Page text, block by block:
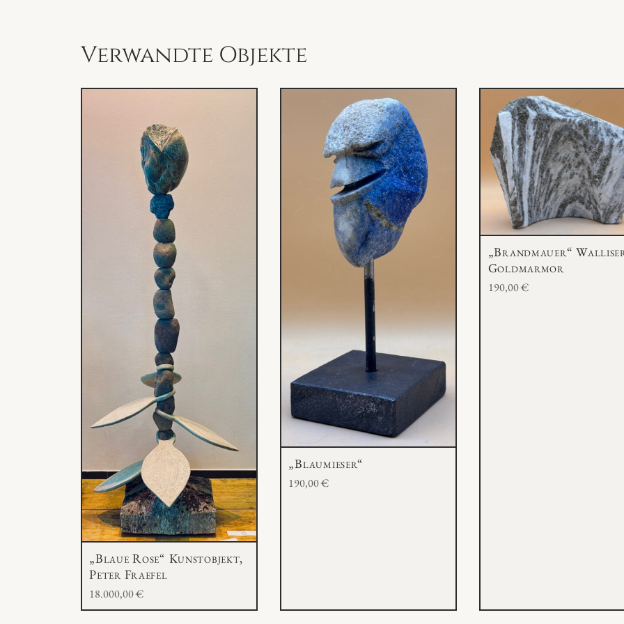
e
n
g
e
Verwandte Objekte
„Blaue Rose“ Kunstobjekt,
Peter Fraefel
18.000,00€
„Blaumieser“
190,00€
„Brandmauer“
Goldmarmor
190,00€